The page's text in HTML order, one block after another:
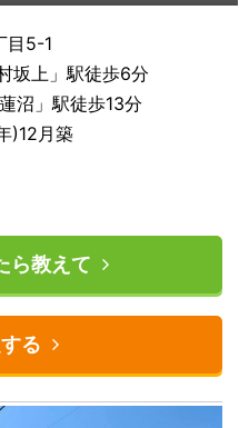
目5-1
坂上」駅徒歩6分
駅徒歩13分
)12月築
ら教えて
る